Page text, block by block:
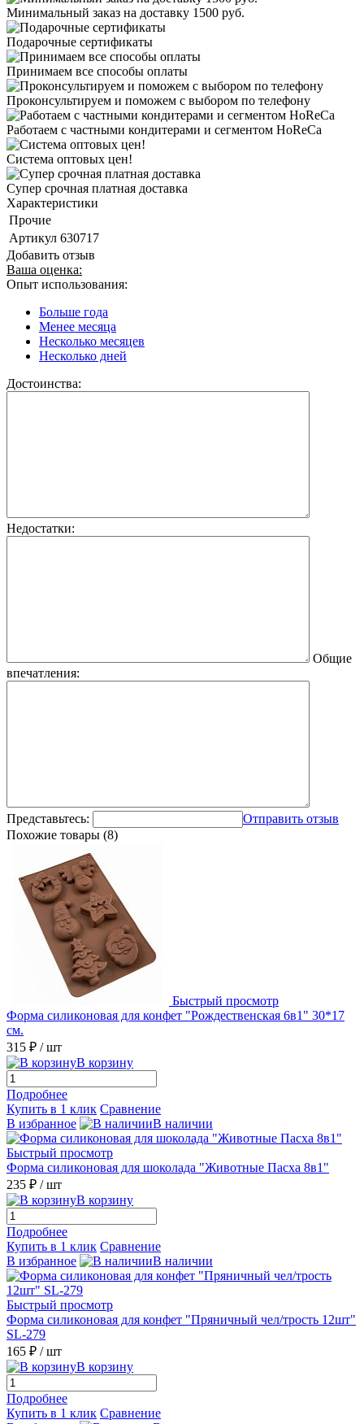
Минимальный заказ на доставку 1500 руб.
Подарочные сертификаты
Принимаем все способы оплаты
Проконсультируем и поможем с выбором по телефону
Работаем с частными кондитерами и сегментом HoReCa
Система оптовых цен!
Супер срочная платная доставка
Характеристики
Прочие
Артикул 630717
Добавить отзыв
Ваша оценка:
Опыт использования:
Больше года
Менее месяца
Несколько месяцев
Несколько дней
Достоинства:
Недостатки:
Общие
впечатления:
Представьтесь:
Отправить отзыв
Похожие товары (8)
Быстрый просмотр
Форма силиконовая для конфет "Рождественская 6в1" 30*17
см.
315 ₽ / шт
В корзину
Подробнее
Купить в 1 клик Сравнение
В избранное
В наличии
Быстрый просмотр
Форма силиконовая для шоколада "Животные Пасха 8в1"
235 ₽ / шт
В корзину
Подробнее
Купить в 1 клик Сравнение
В избранное
В наличии
Быстрый просмотр
Форма силиконовая для конфет "Пряничный чел/трость 12шт"
SL-279
165 ₽ / шт
В корзину
Подробнее
Купить в 1 клик Сравнение